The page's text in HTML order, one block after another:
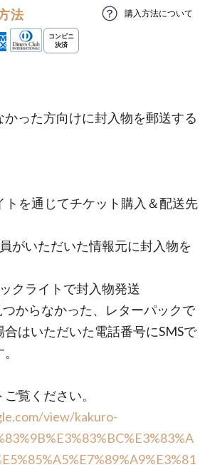
法 購入方法について
った方向けに封入物を郵送する
トを通じてチケット購入＆配送先
がいただいた情報元に封入物を
クライトで封入物発送
からなかった、レターパックで
はいただいた電話番号にSMSで
覧ください。
view/kakuro-